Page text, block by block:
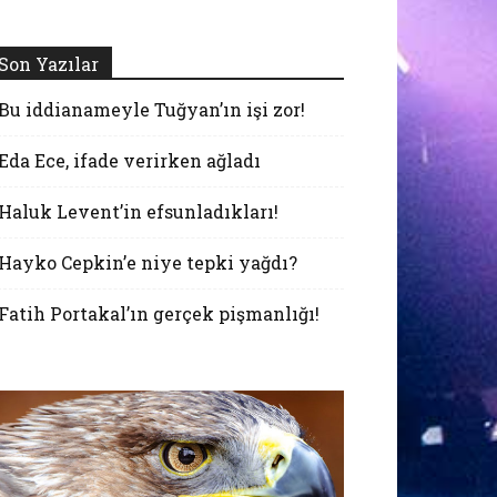
Yazılar
iddianameyle Tuğyan’ın işi zor!
Ece, ifade verirken ağladı
Levent’in efsunladıkları!
Cepkin’e niye tepki yağdı?
Portakal’ın gerçek pişmanlığı!